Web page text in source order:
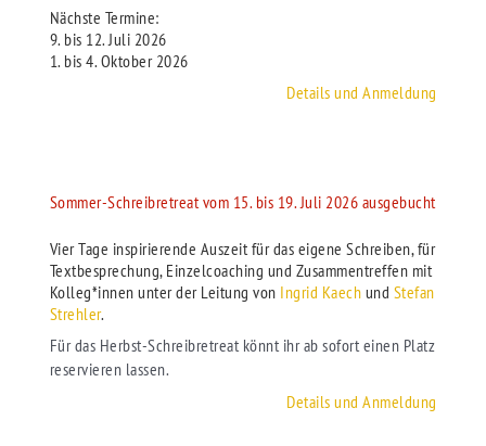
Nächste Termine:
9. bis 12. Juli 2026
1. bis 4. Oktober 2026
Details und Anmeldung
Sommer-Schreibretreat vom 15. bis 19. Juli 2026 ausgebucht
Vier Tage inspirierende Auszeit für das eigene Schreiben, für
Textbesprechung, Einzelcoaching und Zusammentreffen mit
Kolleg*innen unter der Leitung von Ingrid Kaech und Stefan
Strehler.
Für das Herbst-Schreibretreat könnt ihr ab sofort einen Platz
reservieren lassen.
Details und Anmeldung